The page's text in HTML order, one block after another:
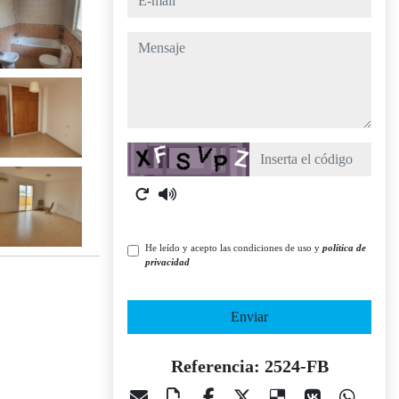
mensaje
Captcha
He leído y acepto las condiciones de uso y política de
privacidad
Enviar
Referencia: 2524-FB